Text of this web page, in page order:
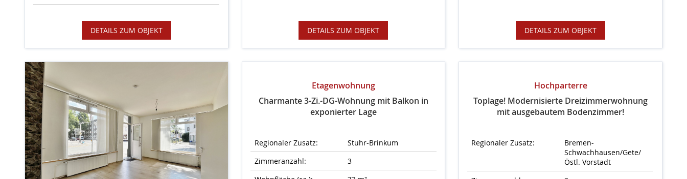
DETAILS ZUM OBJEKT DETAILS ZUM OBJEKT DETAILS ZUM OBJEKT
Etagenwohnung
Charmante 3-Zi.-DG-Wohnung mit Balkon in
exponierter Lage
Regionaler Zusatz:
Stuhr-Brinkum
Zimmeranzahl:
3
Hochparterre
Toplage! Modernisierte Dreizimmerwohnung
mit ausgebautem Bodenzimmer!
Regionaler Zusatz:
Bremen-
Schwachhausen/Gete/
Östl. Vorstadt